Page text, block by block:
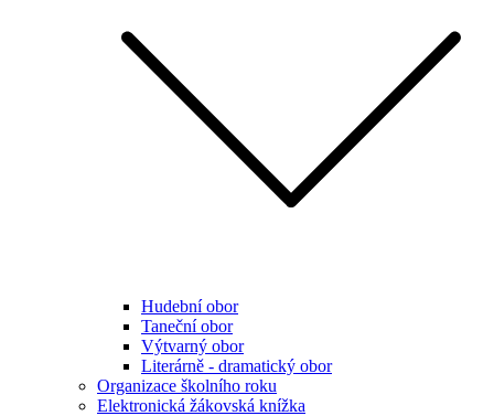
Hudební obor
Taneční obor
Výtvarný obor
Literárně - dramatický obor
Organizace školního roku
Elektronická žákovská knížka